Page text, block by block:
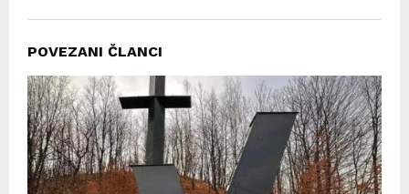
POVEZANI ČLANCI